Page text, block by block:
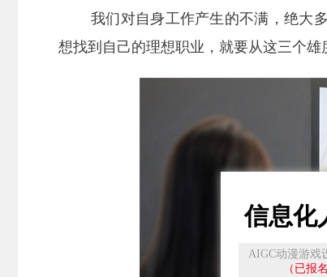
我们对自身工作产生的不满，绝大
想找到自己的理想职业，就要从这三个雄
信息化
AIGC动漫游戏
（已报